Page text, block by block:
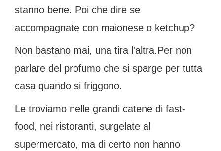
stanno bene. Poi che dire se
accompagnate con maionese o ketchup?
Non bastano mai, una tira l'altra.Per non
parlare del profumo che si sparge per tutta
casa quando si friggono.
Le troviamo nelle grandi catene di fast-
food, nei ristoranti, surgelate al
supermercato, ma di certo non hanno